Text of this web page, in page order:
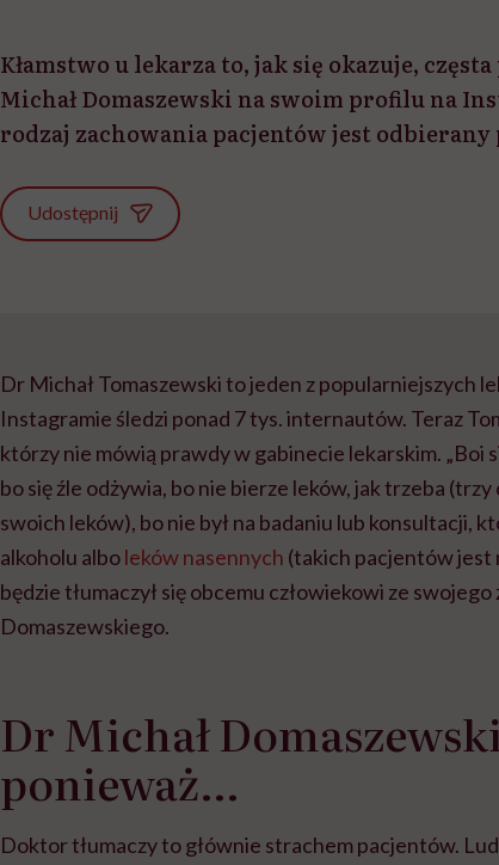
Kłamstwo u lekarza to, jak się okazuje,
Michał Domaszewski na swoim profilu na
rodzaj zachowania pacjentów jest odbierany
Udostępnij
Dr Michał Tomaszewski to jeden z popularniejszych
Instagramie śledzi ponad 7 tys. internautów. Teraz
którzy nie mówią prawdy w gabinecie lekarskim. „Boi
bo się źle odżywia, bo nie bierze leków, jak trzeba
swoich leków), bo nie był na badaniu lub konsultacji,
alkoholu alboleków nasennych (takich pacjentów jest
będzie tłumaczył się obcemu człowiekowi ze
Domaszewskiego.
Dr Michał
ponieważ…
Doktor tłumaczy to głównie strachem pacjentów.